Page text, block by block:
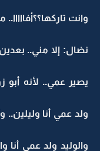
وانت
نضال: إلا مني..
يصير عمي.. لأنه أبو
ولد عمي أنا
والوليد ولد عمي